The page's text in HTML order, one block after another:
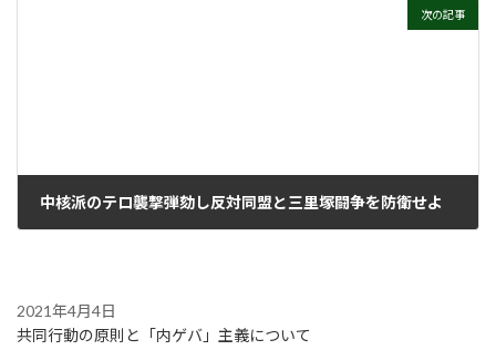
次の記事
中核派のテロ襲撃弾劾し反対同盟と三里塚闘争を防衛せよ
2021年4月4日
共同行動の原則と「内ゲバ」主義について